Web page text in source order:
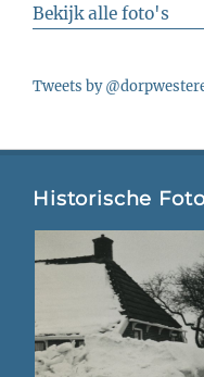
Bekijk alle foto's
Tweets by
Historische